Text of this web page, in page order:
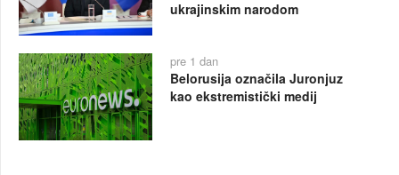
ukrajinskim narodom
pre 1 dan
Belorusija označila Juronjuz
kao ekstremistički medij